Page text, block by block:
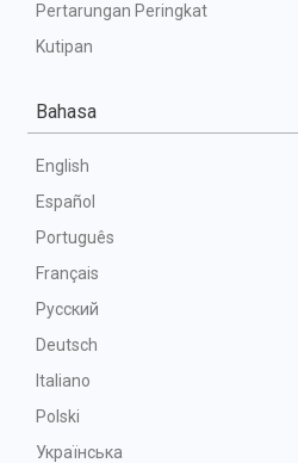
Pertarungan Peringkat
Kutipan
Bahasa
English
Español
Português
Français
Русский
Deutsch
Italiano
Polski
Українська